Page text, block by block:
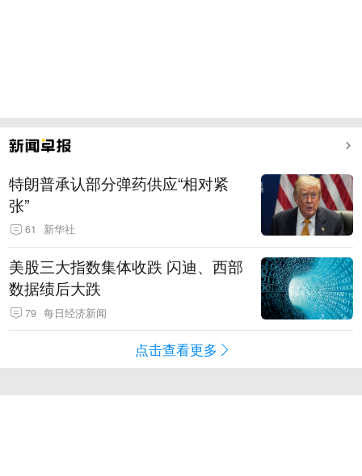
特朗普承认部分弹药供应“相对紧
张”
61 新华社
美股三大指数集体收跌 闪迪、西部
数据绩后大跌
79 每日经济新闻
点击查看更多